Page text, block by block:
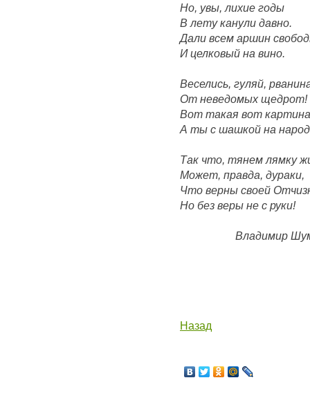
Но, увы, лихие годы
В лету канули давно.
Дали всем аршин
И целковый на вино.
Веселись, гуляй,
От неведомых щедрот!
Вот такая вот
А ты с шашкой на
Так что, тянем лямку
Может, правда, дураки,
Что верны своей
Но без веры не с руки!
Владимир
Назад